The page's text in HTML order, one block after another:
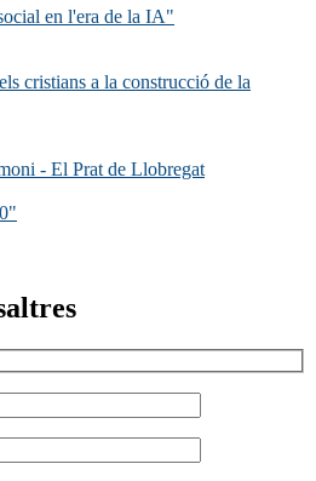
en l'era de la IA"
cristians a la construcció de la
- El Prat de Llobregat